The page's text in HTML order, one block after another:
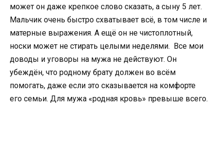
может он даже крепкое слово сказать, а сыну 5 лет.
Мальчик очень быстро схватывает всё, в том числе и
матерные выражения. А ещё он не чистоплотный,
носки может не стирать целыми неделями. Все мои
доводы и уговоры на мужа не действуют. Он
убеждён, что родному брату должен во всём
помогать, даже если это сказывается на комфорте
его семьи. Для мужа «родная кровь» превыше всего.